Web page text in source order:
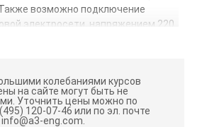
возможно подключение
электросети, напряжением 220
специальный блок питания.
строить одну
взаимно перпендикулярные
колебаниями курсов
на сайте могут быть не
Уточнить цены можно по
120-07-46 или по эл. почте
info@a3-eng.com.